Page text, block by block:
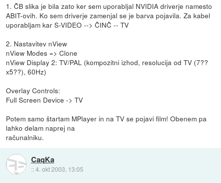
1. ČB slika je bila zato ker sem uporabljal NVIDIA driverje namesto
ABIT-ovih. Ko sem driverje zamenjal se je barva pojavila. Za kabel
uporabljam kar S-VIDEO --> ČINČ -- TV
2. Nastavitev nView
nView Modes => Clone
nView Display 2: TV/PAL (kompozitni izhod, resolucija od TV (7??
x5??), 60Hz)
Overlay Controls:
Full Screen Device -> TV
Potem samo štartam MPlayer in na TV se pojavi film! Obenem pa
lahko delam naprej na
računalniku.
CaqKa
::4. okt 2003, 13:05